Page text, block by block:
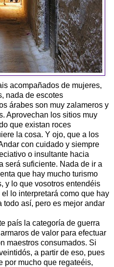
acompañados de mujeres,
nada de escotes
árabes son muy zalameros y
Aprovechan los sitios muy
que existan roces
la cosa. Y ojo, que a los
con cuidado y siempre
o insultante hacia
será suficiente. Nada de ir a
que hay mucho turismo
y lo que vosotros entendéis
lo interpretará como que hay
todo así, pero es mejor andar
país la categoría de guerra
de valor para efectuar
maestros consumados. Si
a partir de eso, pues
por mucho que regateéis,